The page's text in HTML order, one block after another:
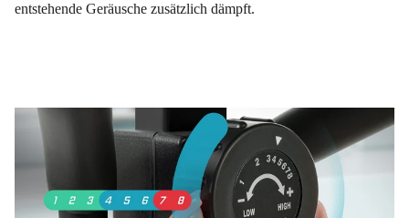
entstehende Geräusche zusätzlich dämpft.